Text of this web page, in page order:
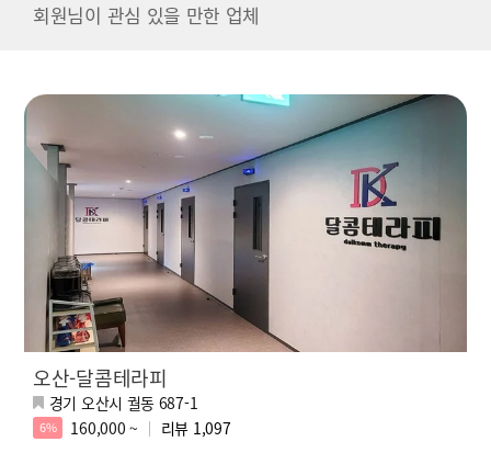
회원님이 관심 있을 만한 업체
오산-달콤테라피
경기 오산시 궐동 687-1
6% 160,000 ~ 리뷰 1,097